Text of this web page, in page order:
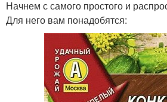
Начнем с самого простого и
Для него вам понадобятся: